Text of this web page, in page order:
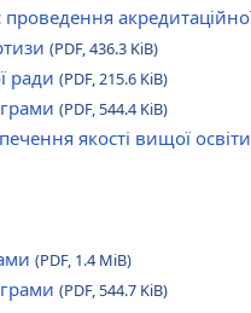
(PDF, 436.3 KiB)
ради (PDF, 215.6 KiB)
(PDF, 544.4 KiB)
якості вищої
(PDF, 1.4 MiB)
(PDF, 544.7 KiB)